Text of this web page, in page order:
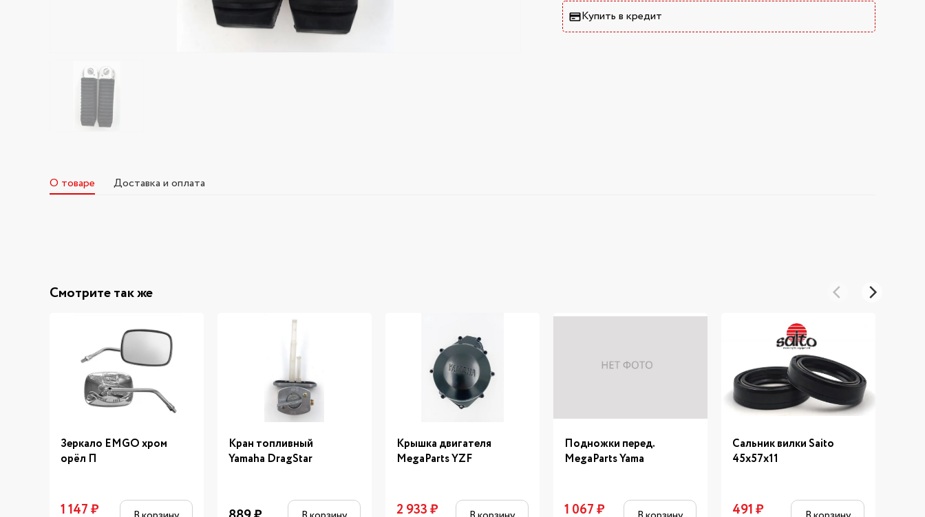
Купить в кредит
О товаре Доставка и оплата
Смотрите так же
Зеркало EMGO хром
орёл П
1 147₽
Кран топливный
Yamaha DragStar
Крышка двигателя
MegaParts YZF
2 933₽
Подножки перед.
MegaParts Yama
1 067₽
Сальник вилки Saito
45х57х11
491₽